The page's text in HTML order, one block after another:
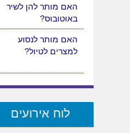
אילת?
יש לבנות טיול
באוטובוס הנהג גבר,
האם מותר להן לשיר
לוח אירועים